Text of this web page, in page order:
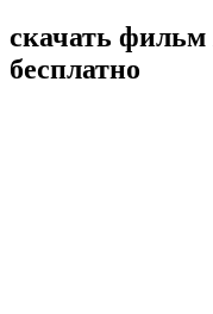
скачать
бесплатно